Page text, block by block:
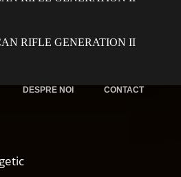
RIFLE GENERATION II
DESPRE NOI
CONTACT